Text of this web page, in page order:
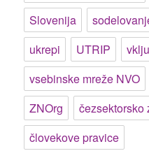
Slovenija
ukrepi
UTRIP
vsebinske mreže NVO
ZNOrg
čezsektorsko
človekove pravice